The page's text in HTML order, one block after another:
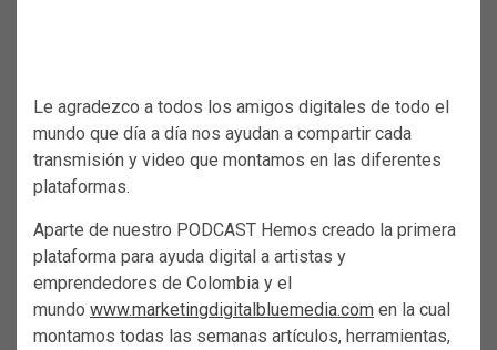
Le agradezco a todos los amigos digitales de todo el
mundo que día a día nos ayudan a compartir cada
transmisión y video que montamos en las diferentes
plataformas.
Aparte de nuestro PODCAST Hemos creado la primera
plataforma para ayuda digital a artistas y
emprendedores de Colombia y el
mundo www.marketingdigitalbluemedia.com en la cual
montamos todas las semanas artículos, herramientas,